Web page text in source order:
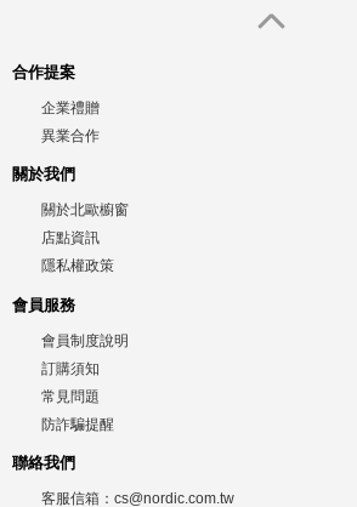
合作提案
企業禮贈
異業合作
關於我們
關於北歐櫥窗
店點資訊
隱私權政策
會員服務
會員制度說明
訂購須知
常見問題
防詐騙提醒
聯絡我們
客服信箱： cs@nordic.com.tw